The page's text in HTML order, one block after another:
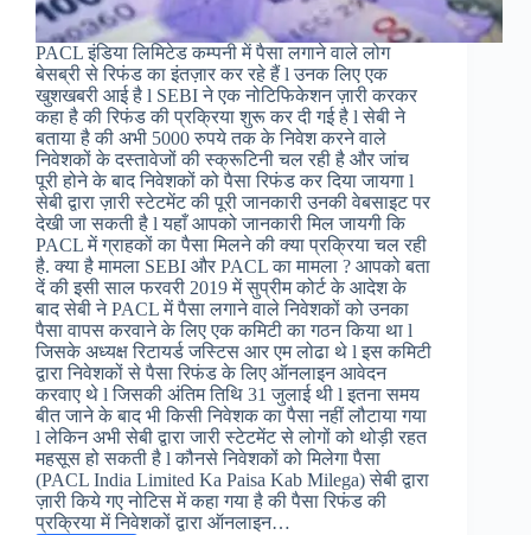
PACL इंडिया लिमिटेड कम्पनी में पैसा लगाने वाले लोग
बेसब्री से रिफंड का इंतज़ार कर रहे हैं l उनक लिए एक
खुशखबरी आई है l SEBI ने एक नोटिफिकेशन ज़ारी करकर
कहा है की रिफंड की प्रक्रिया शुरू कर दी गई है l सेबी ने
बताया है की अभी 5000 रुपये तक के निवेश करने वाले
निवेशकों के दस्तावेजों की स्क्रूटिनी चल रही है और जांच
पूरी होने के बाद निवेशकों को पैसा रिफंड कर दिया जायगा l
सेबी द्वारा ज़ारी स्टेटमेंट की पूरी जानकारी उनकी वेबसाइट पर
देखी जा सकती है l यहाँ आपको जानकारी मिल जायगी कि
PACL में ग्राहकों का पैसा मिलने की क्या प्रक्रिया चल रही
है. क्या है मामला SEBI और PACL का मामला ? आपको बता
दें की इसी साल फरवरी 2019 में सुप्रीम कोर्ट के आदेश के
बाद सेबी ने PACL में पैसा लगाने वाले निवेशकों को उनका
पैसा वापस करवाने के लिए एक कमिटी का गठन किया था l
जिसके अध्यक्ष रिटायर्ड जस्टिस आर एम लोढा थे l इस कमिटी
द्वारा निवेशकों से पैसा रिफंड के लिए ऑनलाइन आवेदन
करवाए थे l जिसकी अंतिम तिथि 31 जुलाई थी l इतना समय
बीत जाने के बाद भी किसी निवेशक का पैसा नहीं लौटाया गया
l लेकिन अभी सेबी द्वारा जारी स्टेटमेंट से लोगों को थोड़ी रहत
महसूस हो सकती है l कौनसे निवेशकों को मिलेगा पैसा
(PACL India Limited Ka Paisa Kab Milega) सेबी द्वारा
ज़ारी किये गए नोटिस में कहा गया है की पैसा रिफंड की
प्रक्रिया में निवेशकों द्वारा ऑनलाइन…